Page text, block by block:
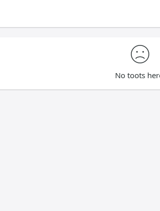
No toots